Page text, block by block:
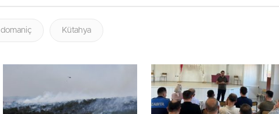
domaniç Kütahya